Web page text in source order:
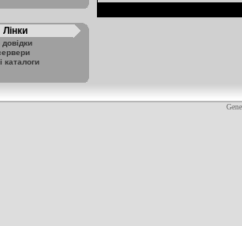
Лінки
довідки
каталоги